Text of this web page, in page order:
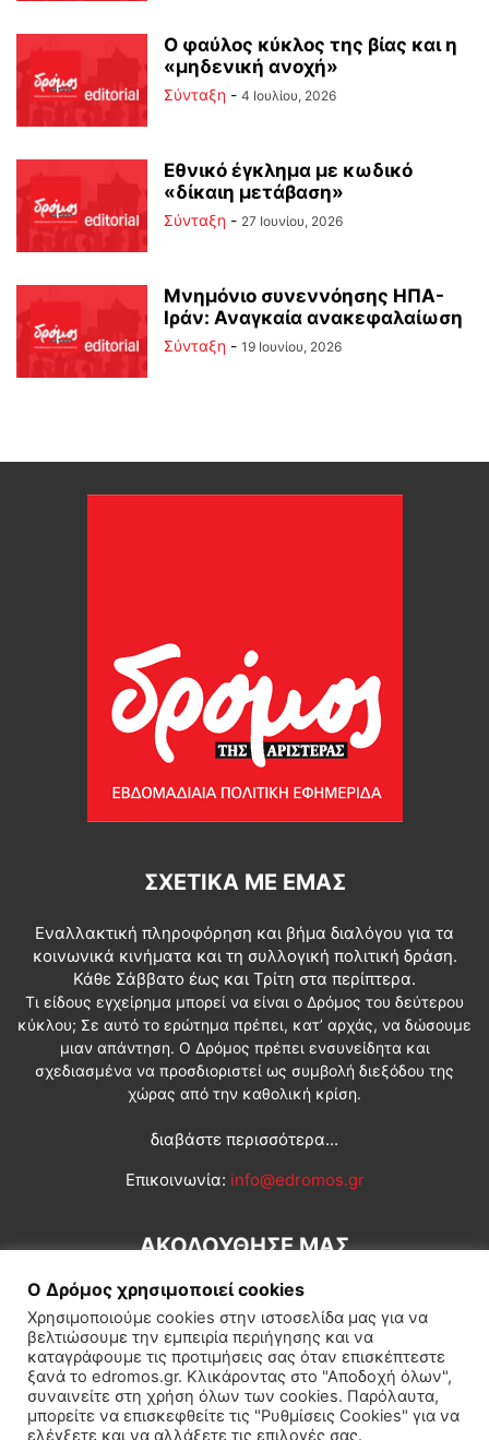
Ο φαύλος κύκλος της βίας και η
«μηδενική ανοχή»
Σύνταξη - 4 Ιουλίου, 2026
Εθνικό έγκλημα με κωδικό
«δίκαιη μετάβαση»
Σύνταξη - 27 Ιουνίου, 2026
Μνημόνιο συνεννόησης ΗΠΑ-
Ιράν: Αναγκαία ανακεφαλαίωση
Σύνταξη - 19 Ιουνίου, 2026
ΣΧΕΤΙΚΆ ΜΕ ΕΜΆΣ
Εναλλακτική πληροφόρηση και βήμα διαλόγου για τα
κοινωνικά κινήματα και τη συλλογική πολιτική δράση.
Κάθε Σάββατο έως και Τρίτη στα περίπτερα.
Τι είδους εγχείρημα μπορεί να είναι ο Δρόμος του δεύτερου
κύκλου; Σε αυτό το ερώτημα πρέπει, κατ’ αρχάς, να δώσουμε
μιαν απάντηση. Ο Δρόμος πρέπει ενσυνείδητα και
σχεδιασμένα να προσδιοριστεί ως συμβολή διεξόδου της
χώρας από την καθολική κρίση.
διαβάστε περισσότερα...
Επικοινωνία: info@edromos.gr
ΑΚΟΛΟΥΘΗΣΕ ΜΑΣ
Εγγραφή συνδρομητή Πολιτική Διεθνή Κοινωνία
Ο Δρόμος χρησιμοποιεί cookies
Χρησιμοποιούμε cookies στην ιστοσελίδα μας για να
βελτιώσουμε την εμπειρία περιήγησης και να
καταγράφουμε τις προτιμήσεις σας όταν επισκέπτεστε
ξανά το edromos.gr. Κλικάροντας στο "Αποδοχή όλων",
συναινείτε στη χρήση όλων των cookies. Παρόλαυτα,
μπορείτε να επισκεφθείτε τις "Ρυθμίσεις Cookies" για να
ελέγξετε και να αλλάξετε τις επιλογές σας.